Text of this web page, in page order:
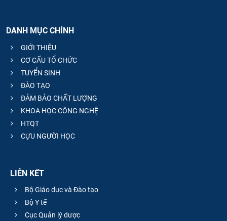
DANH MỤC CHÍNH
GIỚI THIỆU
CƠ CẤU TỔ CHỨC
TUYỂN SINH
ĐÀO TẠO
ĐẢM BẢO CHẤT LƯỢNG
KHOA HỌC CÔNG NGHỆ
HTQT
CỰU NGƯỜI HỌC
LIÊN KẾT
Bộ Giáo dục và Đào tạo
Bộ Y tế
Cục Quản lý dược